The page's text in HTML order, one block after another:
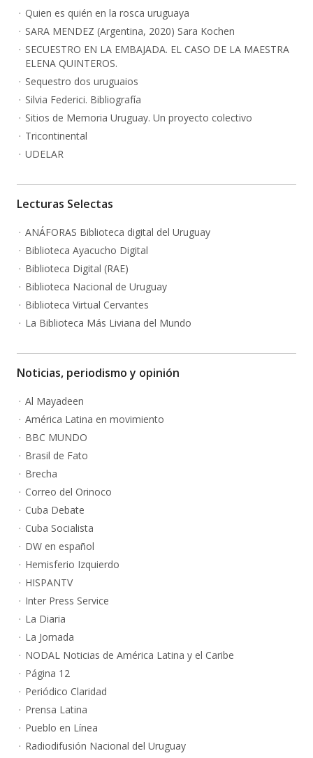
Quien es quién en la rosca uruguaya
SARA MENDEZ (Argentina, 2020) Sara Kochen
SECUESTRO EN LA EMBAJADA. EL CASO DE LA MAESTRA
ELENA QUINTEROS.
Sequestro dos uruguaios
Silvia Federici. Bibliografía
Sitios de Memoria Uruguay. Un proyecto colectivo
Tricontinental
UDELAR
Lecturas Selectas
ANÁFORAS Biblioteca digital del Uruguay
Biblioteca Ayacucho Digital
Biblioteca Digital (RAE)
Biblioteca Nacional de Uruguay
Biblioteca Virtual Cervantes
La Biblioteca Más Liviana del Mundo
Noticias, periodismo y opinión
Al Mayadeen
América Latina en movimiento
BBC MUNDO
Brasil de Fato
Brecha
Correo del Orinoco
Cuba Debate
Cuba Socialista
DW en español
Hemisferio Izquierdo
HISPANTV
Inter Press Service
La Diaria
La Jornada
NODAL Noticias de América Latina y el Caribe
Página 12
Periódico Claridad
Prensa Latina
Pueblo en Línea
Radiodifusión Nacional del Uruguay